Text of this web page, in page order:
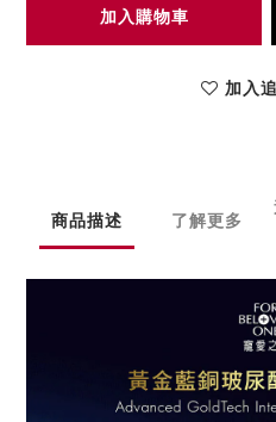
加入購物車
加入
商品描述 了解更多